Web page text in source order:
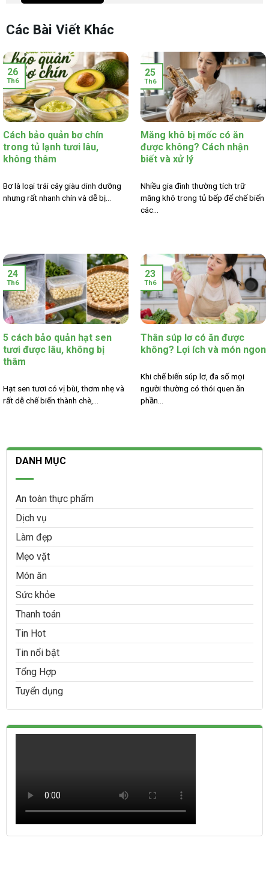
Các Bài Viết Khác
Cách bảo quản bơ chín
trong tủ lạnh tươi lâu,
không thâm
Bơ là loại trái cây giàu dinh dưỡng
nhưng rất nhanh chín và dễ bị...
26
Th6
Măng khô bị mốc có ăn
được không? Cách nhận
biết và xử lý
Nhiều gia đình thường tích trữ
măng khô trong tủ bếp để chế biến
các...
25
Th6
5 cách bảo quản hạt sen
tươi được lâu, không bị
thâm
Hạt sen tươi có vị bùi, thơm nhẹ và
rất dễ chế biến thành chè,...
24
Th6
Thân súp lơ có ăn được
không? Lợi ích và món ngon
Khi chế biến súp lơ, đa số mọi
người thường có thói quen ăn
phần...
23
Th6
DANH MỤC
An toàn thực phẩm
Dịch vụ
Làm đẹp
Mẹo vặt
Món ăn
Sức khỏe
Thanh toán
Tin Hot
Tin nổi bật
Tổng Hợp
Tuyển dụng